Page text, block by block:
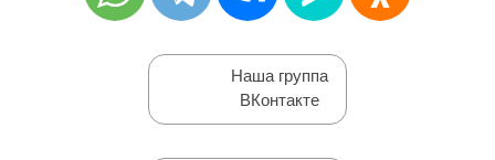
Наша группа
ВКонтакте